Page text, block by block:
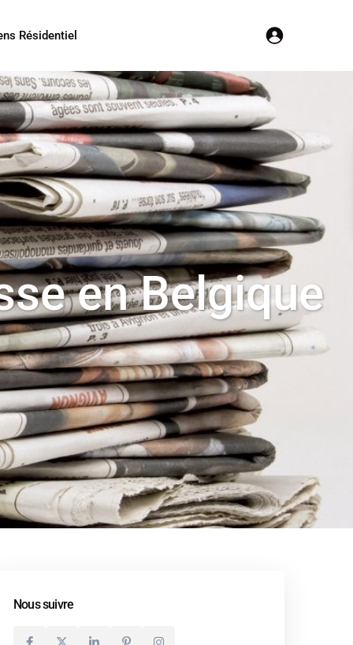
Résidentiel
en Belgique
Nous suivre